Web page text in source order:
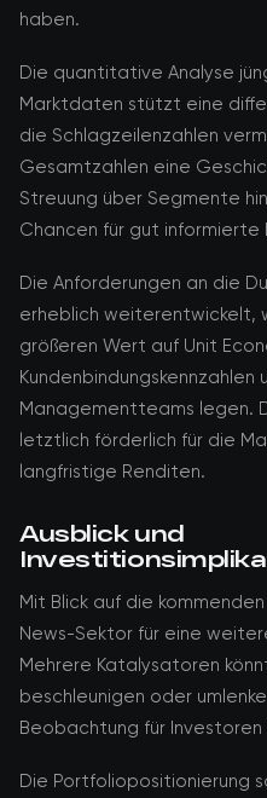
haben.
Die quantitative Analyse
Marktdaten stützt eine
die Schlagzeilenzahlen
Gesamtzahlen eine
Streuung über Segmente
Chancen für gut informierte
Die Anforderungen an die
erheblich weiterentwickelt,
größeren Wert auf Unit
Kundenbindungskennzahlen
Managementteams legen.
letztlich förderlich für die
langfristige Renditen.
Ausblick und
Mit Blick auf die
News-Sektor für eine
Mehrere Katalysatoren
beschleunigen oder
Beobachtung für Investoren
Die Portfoliopositionierung